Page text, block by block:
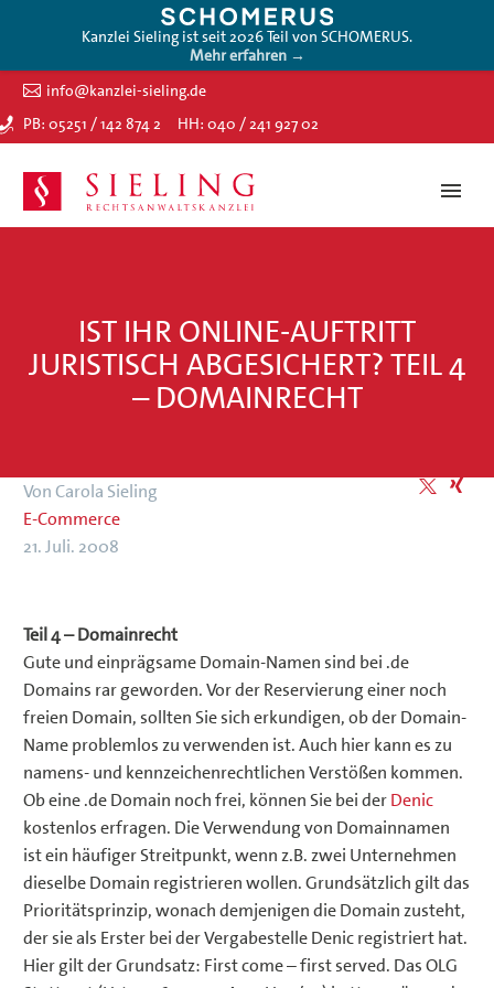
Kanzlei Sieling ist seit 2026 Teil von SCHOMERUS.
Mehr erfahren →
info@kanzlei-sieling.de
PB: 05251 / 142 874 2
HH: 040 / 241 927 02
IST IHR ONLINE-AUFTRITT
JURISTISCH ABGESICHERT? TEIL 4
– DOMAINRECHT
Von Carola Sieling
E-Commerce
21. Juli. 2008
Teil 4 – Domainrecht
Gute und einprägsame Domain-Namen sind bei .de
Domains rar geworden. Vor der Reservierung einer noch
freien Domain, sollten Sie sich erkundigen, ob der Domain-
Name problemlos zu verwenden ist. Auch hier kann es zu
namens- und kennzeichenrechtlichen Verstößen kommen.
Ob eine .de Domain noch frei, können Sie bei derDenic
kostenlos erfragen. Die Verwendung von Domainnamen
ist ein häufiger Streitpunkt, wenn z.B. zwei Unternehmen
dieselbe Domain registrieren wollen. Grundsätzlich gilt das
Prioritätsprinzip, wonach demjenigen die Domain zusteht,
der sie als Erster bei der Vergabestelle Denic registriert hat.
Hier gilt der Grundsatz: First come – first served. Das OLG